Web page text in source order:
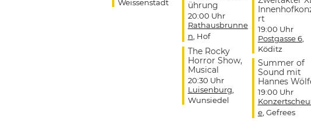
Weissenstadt
ührung
20:00 Uhr
Rathausbrunne
n , Hof
The Rocky
Horror Show,
Musical
20:30 Uhr
Luisenburg
Wunsiedel
rt
19:00 Uhr
Postgasse 6,
Köditz
Summer of
Sound mit
Hannes
19:00 Uhr
e, Gefrees